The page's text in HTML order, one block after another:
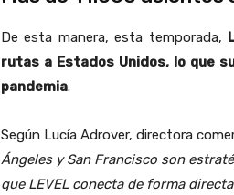
De esta manera, esta temporada,
rutas a Estados Unidos, lo que
pandemia.
Según Lucía Adrover, directora
Ángeles y San Francisco son
que LEVEL conecta de forma